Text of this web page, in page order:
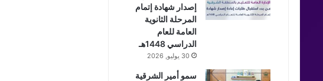
إصدار شهادة إتمام
المرحلة الثانوية
العامة للعام
الدراسي 1448هـ
30 يوليو, 2026
سمو أمير الشرقية